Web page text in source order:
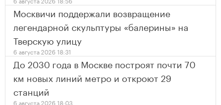
Москвичи поддержали возвращение
легендарной скульптуры «балерины» на
Тверскую улицу
6 августа 2026 18:31
До 2030 года в Москве построят почти 70
км новых линий метро и откроют 29
станций
6 августа 2026 18:03